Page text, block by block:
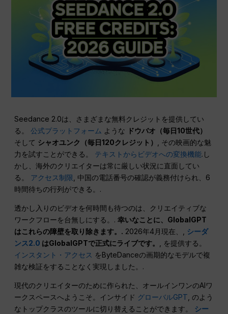
Seedance 2.0は、さまざまな無料クレジットを提供してい
る。公式プラットフォーム ような ドウバオ（毎日10世代）
そして シャオユンク（毎日120クレジット）
, その映画的な魅
力を試すことができる。 テキストからビデオへの変換機能.し
かし、海外のクリエイターは常に厳しい状況に直面してい
る。 アクセス制限
, 中国の電話番号の確認が義務付けられ、6
時間待ちの行列ができる。.
透かし入りのビデオを何時間も待つのは、クリエイティブな
ワークフローを台無しにする。.幸いなことに、GlobalGPT
はこれらの障壁を取り除きます。. 2026年4月現在、, シーダ
ンス2.0 はGlobalGPTで正式にライブです。
, を提供する。
インスタント・アクセス をByteDanceの画期的なモデルで複
雑な検証をすることなく実現しました。.
現代のクリエイターのために作られた、オールインワンのAIワ
ークスペースへようこそ。インサイド グローバルGPT, のよう
なトップクラスのツールに切り替えることができます。 シー